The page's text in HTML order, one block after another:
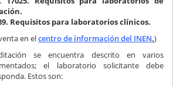
Requisitos para laboratorios clínicos.
en elcentro de información del INEN.)
se encuentra descrito en varios
el laboratorio solicitante debe
Estos son: